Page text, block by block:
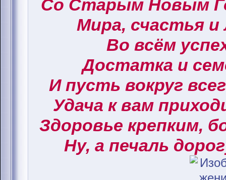
Со Старым Новым
Мира, счастья
Во всём
Достатка и
И пусть вокруг
Удача к вам
Здоровье крепким,
Ну, а печаль